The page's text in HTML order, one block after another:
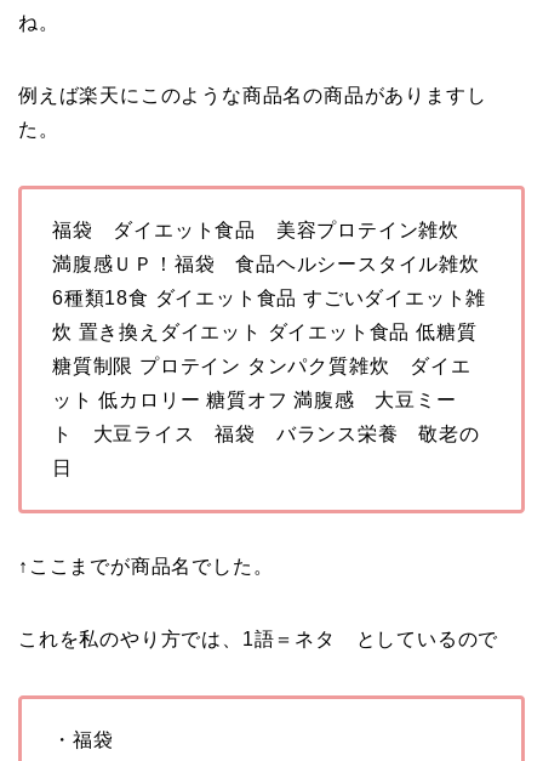
ね。
例えば楽天にこのような商品名の商品がありますし
た。
福袋 ダイエット食品 美容プロテイン雑炊
満腹感ＵＰ！福袋 食品ヘルシースタイル雑炊
6種類18食 ダイエット食品 すごいダイエット雑
炊 置き換えダイエット ダイエット食品 低糖質
糖質制限 プロテイン タンパク質雑炊 ダイエ
ット 低カロリー 糖質オフ 満腹感 大豆ミー
ト 大豆ライス 福袋 バランス栄養 敬老の
日
↑ここまでが商品名でした。
これを私のやり方では、1語＝ネタ としているので
・福袋